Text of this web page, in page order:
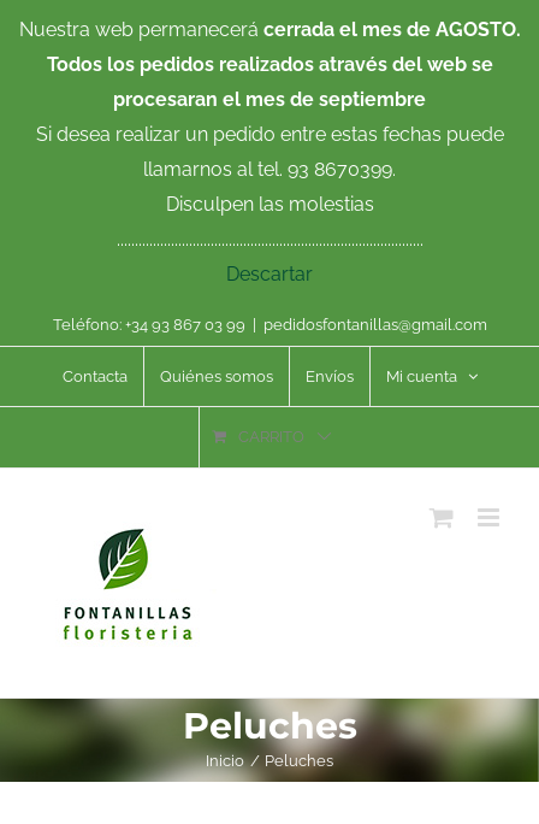
Nuestra web permanecerá cerrada el mes de AGOSTO.
Todos los pedidos realizados através del web se
procesaran el mes de septiembre
Si desea realizar un pedido entre estas fechas puede
llamarnos al tel. 93 8670399.
Disculpen las molestias
.....................................................................................
Descartar
Teléfono: +34 93 867 03 99 pedidosfontanillas@gmail.com
Contacta Quiénes somos Envíos Mi cuenta
CARRITO
Peluches
Inicio Peluches